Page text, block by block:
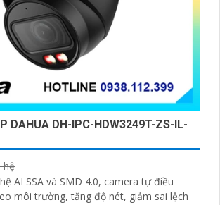
DAHUA DH-IPC-HDW3249T-ZS-IL-
hệ
AI SSA và SMD 4.0, camera tự điều
môi trường, tăng độ nét, giảm sai lệch